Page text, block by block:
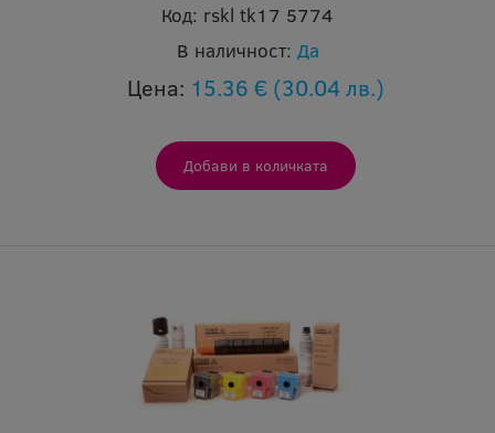
Код: rskl tk17 5774
В наличност: Да
Цена: 15.36 € (30.04 лв.)